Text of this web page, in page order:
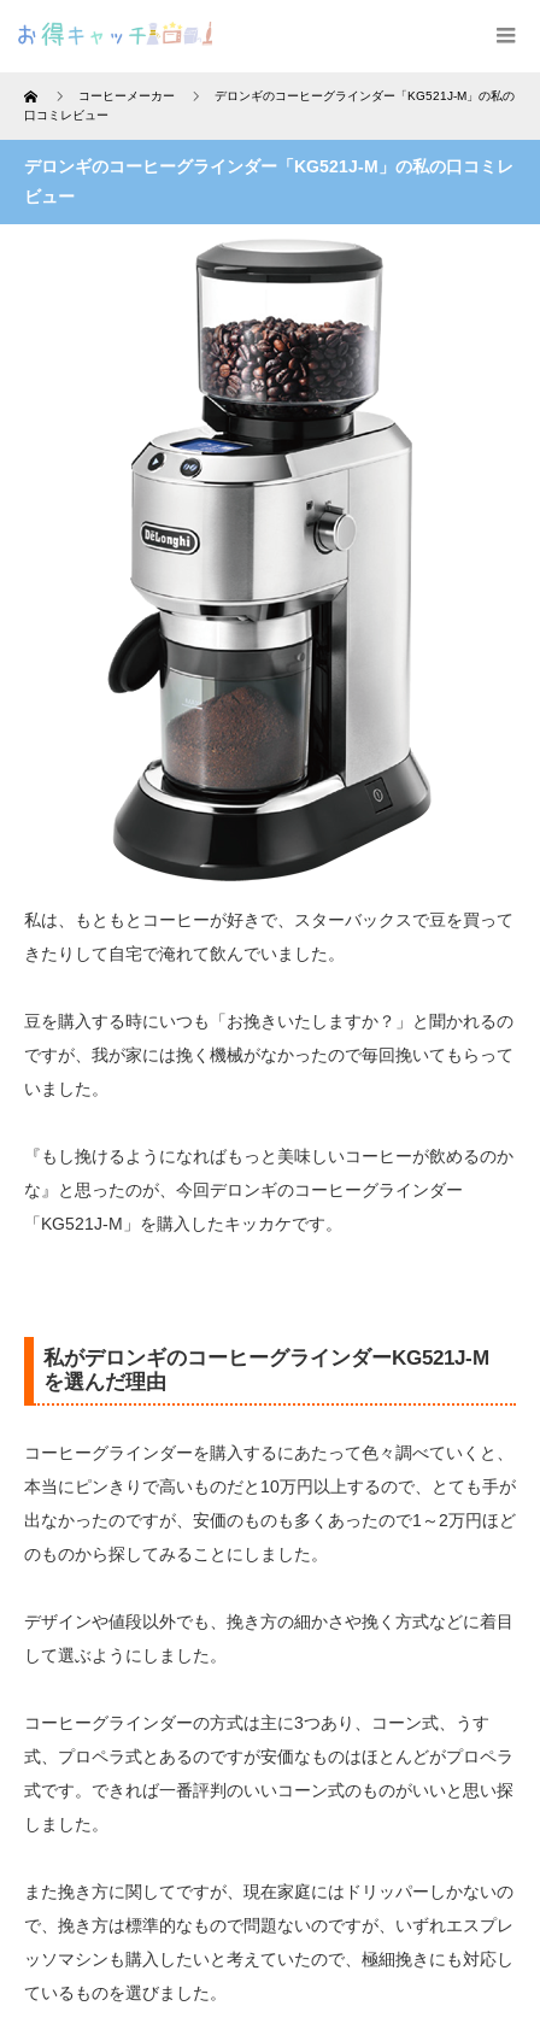
Home コーヒーメーカー
デロンギのコーヒーグラインダー「KG521J-M」の私の
口コミレビュー
デロンギのコーヒーグラインダー「KG521J-M」の私の口コミレ
ビュー
私は、もともとコーヒーが好きで、スターバックスで豆を買って
きたりして自宅で淹れて飲んでいました。
豆を購入する時にいつも「お挽きいたしますか？」と聞かれるの
ですが、我が家には挽く機械がなかったので毎回挽いてもらって
いました。
『もし挽けるようになればもっと美味しいコーヒーが飲めるのか
な』と思ったのが、今回デロンギのコーヒーグラインダー
「KG521J-M」を購入したキッカケです。
私がデロンギのコーヒーグラインダーKG521J-M
を選んだ理由
コーヒーグラインダーを購入するにあたって色々調べていくと、
本当にピンきりで高いものだと10万円以上するので、とても手が
出なかったのですが、安価のものも多くあったので1～2万円ほど
のものから探してみることにしました。
デザインや値段以外でも、挽き方の細かさや挽く方式などに着目
して選ぶようにしました。
コーヒーグラインダーの方式は主に3つあり、コーン式、うす
式、プロペラ式とあるのですが安価なものはほとんどがプロペラ
式です。できれば一番評判のいいコーン式のものがいいと思い探
しました。
また挽き方に関してですが、現在家庭にはドリッパーしかないの
で、挽き方は標準的なもので問題ないのですが、いずれエスプレ
ッソマシンも購入したいと考えていたので、極細挽きにも対応し
ているものを選びました。